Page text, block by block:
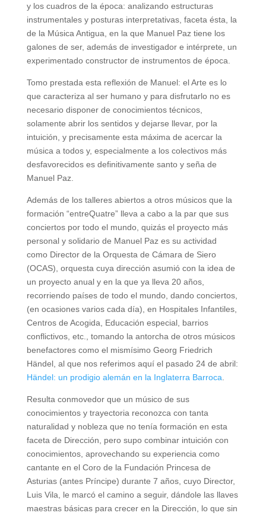
y los cuadros de la época: analizando estructuras
instrumentales y posturas interpretativas, faceta ésta, la
de la Música Antigua, en la que Manuel Paz tiene los
galones de ser, además de investigador e intérprete, un
experimentado constructor de instrumentos de época.
Tomo prestada esta reflexión de Manuel: el Arte es lo
que caracteriza al ser humano y para disfrutarlo no es
necesario disponer de conocimientos técnicos,
solamente abrir los sentidos y dejarse llevar, por la
intuición, y precisamente esta máxima de acercar la
música a todos y, especialmente a los colectivos más
desfavorecidos es definitivamente santo y seña de
Manuel Paz.
Además de los talleres abiertos a otros músicos que la
formación “entreQuatre” lleva a cabo a la par que sus
conciertos por todo el mundo, quizás el proyecto más
personal y solidario de Manuel Paz es su actividad
como Director de la Orquesta de Cámara de Siero
(OCAS), orquesta cuya dirección asumió con la idea de
un proyecto anual y en la que ya lleva 20 años,
recorriendo países de todo el mundo, dando conciertos,
(en ocasiones varios cada día), en Hospitales Infantiles,
Centros de Acogida, Educación especial, barrios
conflictivos, etc., tomando la antorcha de otros músicos
benefactores como el mismísimo Georg Friedrich
Händel, al que nos referimos aquí el pasado 24 de abril:
Händel: un prodigio alemán en la Inglaterra Barroca
Resulta conmovedor que un músico de sus
conocimientos y trayectoria reconozca con tanta
naturalidad y nobleza que no tenía formación en esta
faceta de Dirección, pero supo combinar intuición con
conocimientos, aprovechando su experiencia como
cantante en el Coro de la Fundación Princesa de
Asturias (antes Príncipe) durante 7 años, cuyo Director,
Luis Vila, le marcó el camino a seguir, dándole las llaves
maestras básicas para crecer en la Dirección, lo que sin